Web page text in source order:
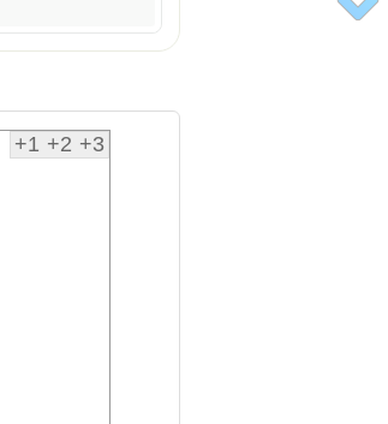
+1 +2 +3